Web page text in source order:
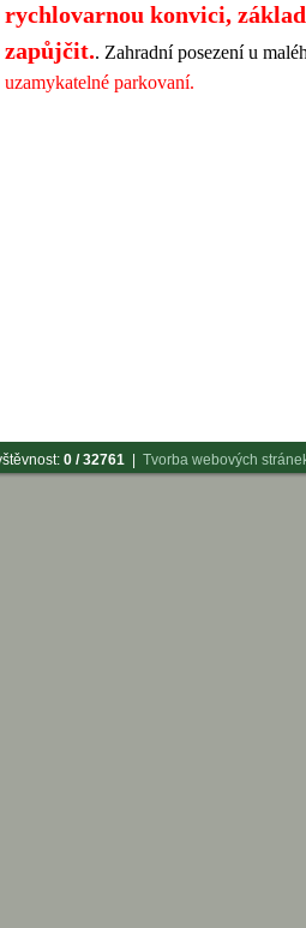
rychlovarnou konvici,
zapůjčit.. Zahradní posezení u
uzamykatelné parkovaní.
0 / 32761 Tvorba webových